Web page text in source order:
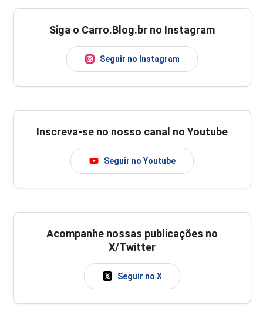
Siga o Carro.Blog.br no Instagram
Seguir no Instagram
Inscreva-se no nosso canal no Youtube
Seguir no Youtube
Acompanhe nossas publicações no
X/Twitter
Seguir no X